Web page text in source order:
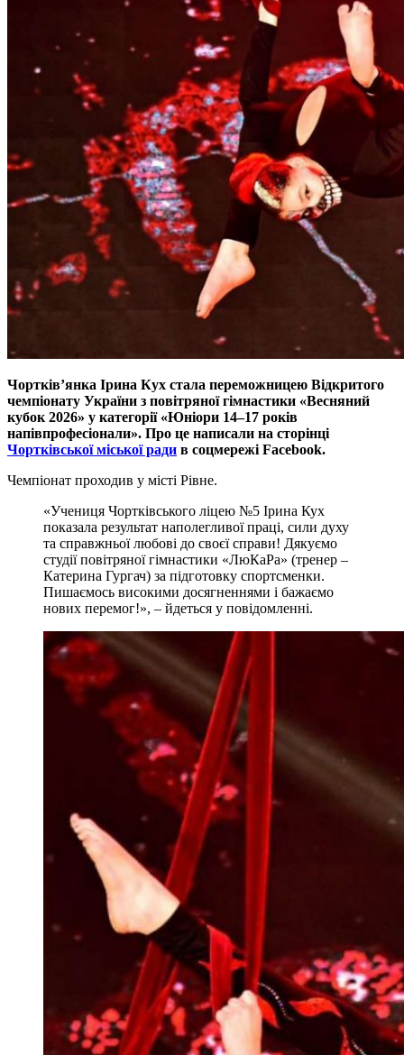
Чортків’янка Ірина Кух стала переможницею Відкритого
чемпіонату України з повітряної гімнастики «Весняний
кубок 2026» у категорії «Юніори 14–17 років
напівпрофесіонали». Про це написали на сторінці
Чортківської міської ради в соцмережі Facebook.
Чемпіонат проходив у місті Рівне.
«Учениця Чортківського ліцею №5 Ірина Кух
показала результат наполегливої праці, сили духу
та справжньої любові до своєї справи! Дякуємо
студії повітряної гімнастики «ЛюКаРа» (тренер –
Катерина Гургач) за підготовку спортсменки.
Пишаємось високими досягненнями і бажаємо
нових перемог!», – йдеться у повідомленні.